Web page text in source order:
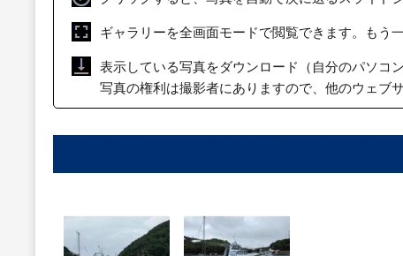
ギャラリーを全画面モードで閲覧できます。もう
表示している写真をダウンロード（自分のパソコ
写真の権利は撮影者にありますので、他のウェブ